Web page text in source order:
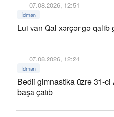
07.08.2026, 12:51
İdman
Lui van Qal xərçəngə qalib
07.08.2026, 12:24
İdman
Bədii gimnastika üzrə 31-ci
başa çatıb